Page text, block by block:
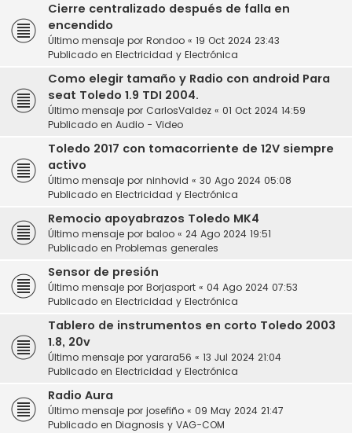
Cierre centralizado después de falla en
encendido
Último mensaje por Rondoo « 19 Oct 2024 23:43
Publicado en Electricidad y Electrónica
Como elegir tamaño y Radio con android Para
seat Toledo 1.9 TDI 2004.
Último mensaje por CarlosValdez « 01 Oct 2024 14:59
Publicado en Audio - Video
Toledo 2017 con tomacorriente de 12V siempre
activo
Último mensaje por ninhovid « 30 Ago 2024 05:08
Publicado en Electricidad y Electrónica
Remocio apoyabrazos Toledo MK4
Último mensaje por baloo « 24 Ago 2024 19:51
Publicado en Problemas generales
Sensor de presión
Último mensaje por Borjasport « 04 Ago 2024 07:53
Publicado en Electricidad y Electrónica
Tablero de instrumentos en corto Toledo 2003
1.8, 20v
Último mensaje por yarara56 « 13 Jul 2024 21:04
Publicado en Electricidad y Electrónica
Radio Aura
Último mensaje por josefiño « 09 May 2024 21:47
Publicado en Diagnosis y VAG-COM